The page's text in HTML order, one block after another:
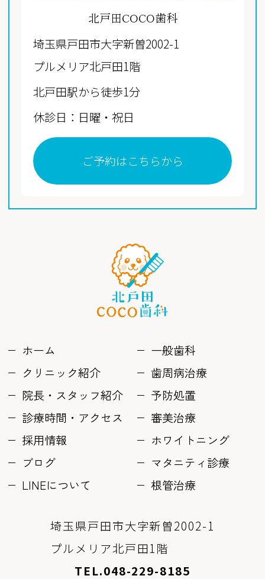
北戸田COCO歯科
埼玉県戸田市大字新曽2002-1
プルメリア北戸田1階
北戸田駅から徒歩1分
休診日：日曜・祝日
ご予約はこちらから
ホーム
一般歯科
クリニック紹介
歯周病治療
院長・スタッフ紹介
予防処置
診療時間・アクセス
審美治療
採用情報
ホワイトニング
ブログ
マタニティ診療
LINEについて
根管治療
埼玉県戸田市大字新曽2002-1
プルメリア北戸田1階
TEL.048-229-8185